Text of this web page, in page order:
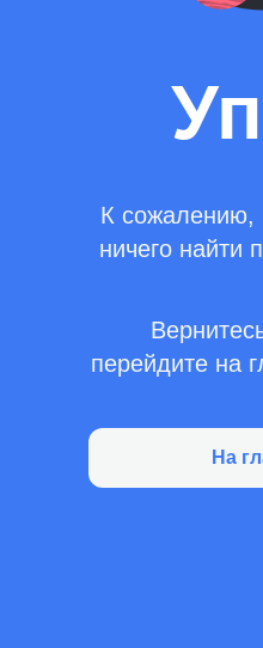
К сожалению,
ничего найти
перейдите на
На